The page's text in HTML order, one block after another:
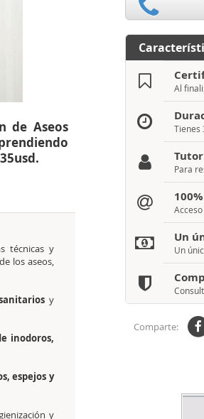
de Aseos
técnicas y
los aseos,
y
inodoros,
espejos y
y
Al
Tienes
Para
Un
Un
Comparte: